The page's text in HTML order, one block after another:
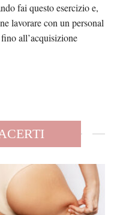
fai questo esercizio e,
lavorare con un personal
all’acquisizione